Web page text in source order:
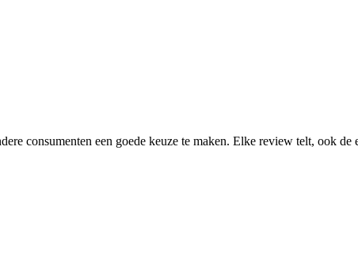
consumenten een goede keuze te maken. Elke review telt, ook de